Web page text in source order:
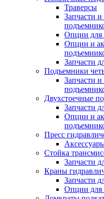
Траверсы
Запчасти
Опции для
Опции и
Запчасти
Подъемники
Запчасти
Двухстоечные
Запчасти
Опции и
Пресс
Стойка
Запчасти
Краны
Запчасти
Опции для